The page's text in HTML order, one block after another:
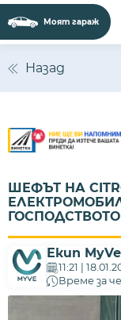
Моят гараж
Назад
ШЕФЪТ НА
ГОСПОДСТВОТО
Екип MyVe
11:21 |
Време за